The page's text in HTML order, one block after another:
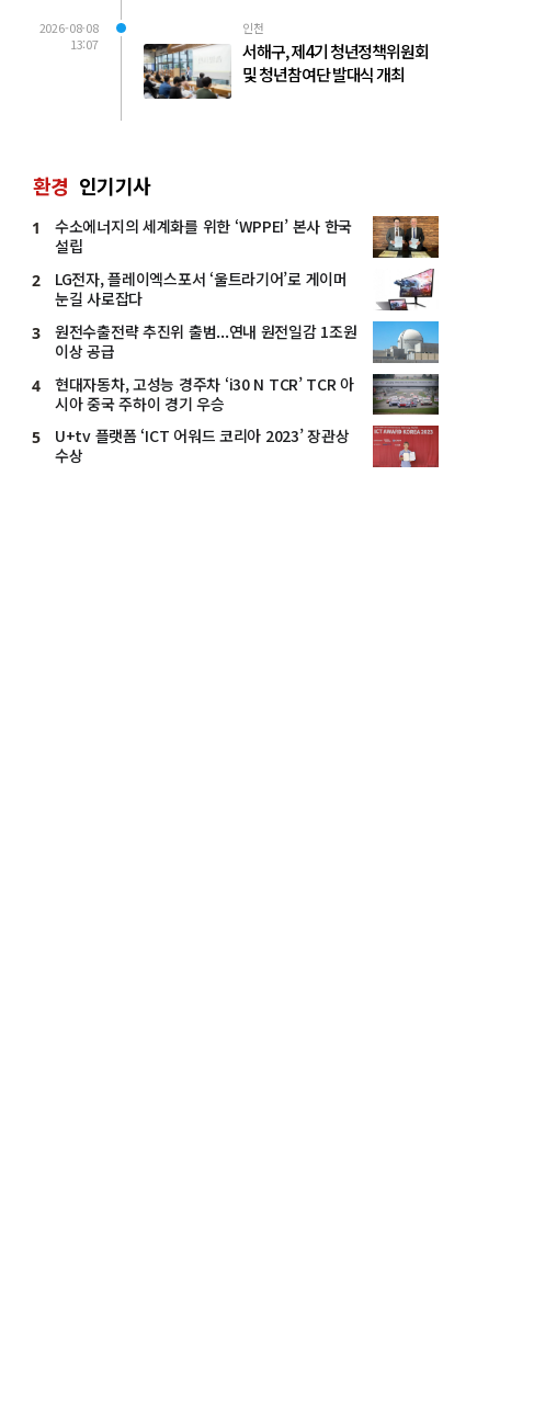
2026-08-08
13:07
인천
서해구, 제4기 청년정책위원회
및 청년참여단 발대식 개최
환경 인기기사
1
수소에너지의 세계화를 위한 ‘WPPEI’ 본사 한국
설립
2
LG전자, 플레이엑스포서 ‘울트라기어’로 게이머
눈길 사로잡다
3
원전수출전략 추진위 출범...연내 원전일감 1조원
이상 공급
4
현대자동차, 고성능 경주차 ‘i30 N TCR’ TCR 아
시아 중국 주하이 경기 우승
5
U+tv 플랫폼 ‘ICT 어워드 코리아 2023’ 장관상
수상